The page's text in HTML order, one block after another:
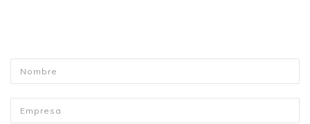
Nombre
Empresa